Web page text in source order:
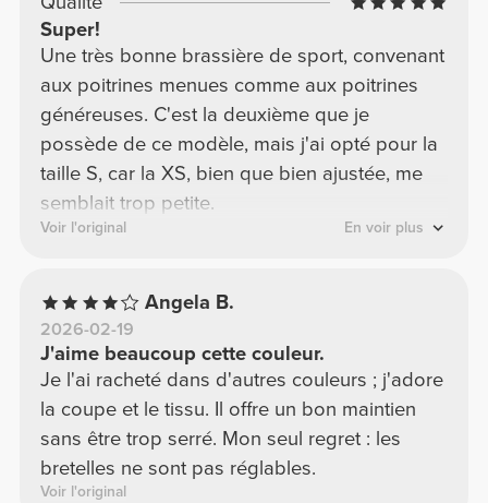
Super!
Une très bonne brassière de sport, convenant
aux poitrines menues comme aux poitrines
généreuses. C'est la deuxième que je
possède de ce modèle, mais j'ai opté pour la
taille S, car la XS, bien que bien ajustée, me
semblait trop petite.
Voir l'original En voir plus
Angela B.
2026-02-19
J'aime beaucoup cette couleur.
Je l'ai racheté dans d'autres couleurs ; j'adore
la coupe et le tissu. Il offre un bon maintien
sans être trop serré. Mon seul regret : les
bretelles ne sont pas réglables.
Voir l'original